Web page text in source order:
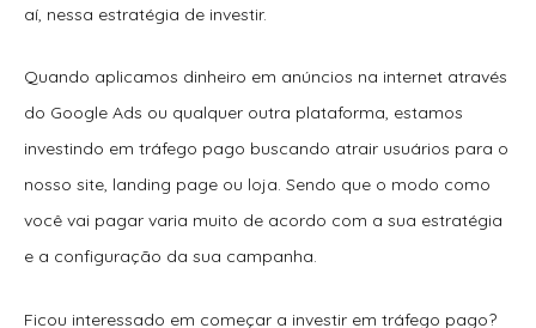
aí, nessa estratégia de investir.
Quando aplicamos dinheiro em anúncios na internet através
do Google Ads ou qualquer outra plataforma, estamos
investindo em tráfego pago buscando atrair usuários para o
nosso site, landing page ou loja. Sendo que o modo como
você vai pagar varia muito de acordo com a sua estratégia
e a configuração da sua campanha.
Ficou interessado em começar a investir em tráfego pago?